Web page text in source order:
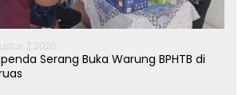
7, 2026
Serang Buka Warung BPHTB di